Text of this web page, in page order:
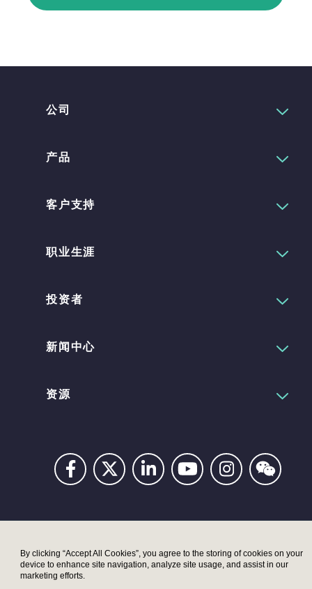
By clicking “Accept All Cookies”, you agree to the storing of cookies on your
device to enhance site navigation, analyze site usage, and assist in our
marketing efforts.
公司
产品
客户支持
职业生涯
投资者
新闻中心
资源
Accessibility
Statement
Modern
Slavery